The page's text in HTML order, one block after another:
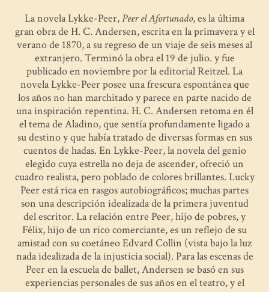
La novela Lykke-Peer,Peer el Afortunado, es la última
gran obra de H. C. Andersen, escrita en la primavera y el
verano de 1870, a su regreso de un viaje de seis meses al
extranjero. Terminó la obra el 19 de julio. y fue
publicado en noviembre por la editorial Reitzel. La
novela Lykke-Peer posee una frescura espontánea que
los años no han marchitado y parece en parte nacido de
una inspiración repentina. H. C. Andersen retoma en él
el tema de Aladino, que sentía profundamente ligado a
su destino y que había tratado de diversas formas en sus
cuentos de hadas. En Lykke-Peer, la novela del genio
elegido cuya estrella no deja de ascender, ofreció un
cuadro realista, pero poblado de colores brillantes. Lucky
Peer está rica en rasgos autobiográficos; muchas partes
son una descripción idealizada de la primera juventud
del escritor. La relación entre Peer, hijo de pobres, y
Félix, hijo de un rico comerciante, es un reflejo de su
amistad con su coetáneo Edvard Collin (vista bajo la luz
nada idealizada de la injusticia social). Para las escenas de
Peer en la escuela de ballet, Andersen se basó en sus
experiencias personales de sus años en el teatro, y el